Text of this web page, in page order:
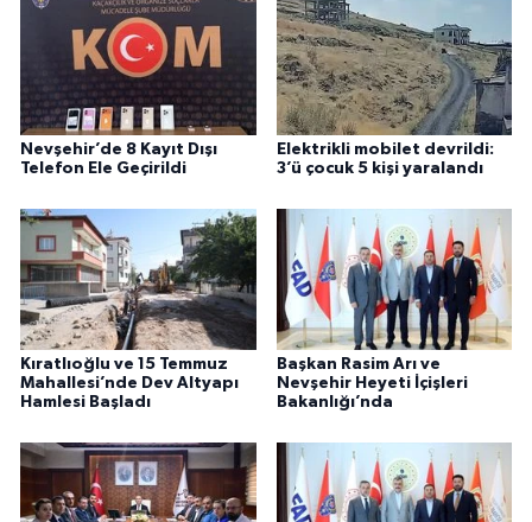
Nevşehir’de 8 Kayıt Dışı
Telefon Ele Geçirildi
Elektrikli mobilet devrildi:
3’ü çocuk 5 kişi yaralandı
Kıratlıoğlu ve 15 Temmuz
Mahallesi’nde Dev Altyapı
Hamlesi Başladı
Başkan Rasim Arı ve
Nevşehir Heyeti İçişleri
Bakanlığı’nda